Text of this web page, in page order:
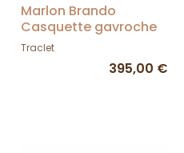
Marlon Brando
Casquette gavroche
en cuir
Traclet
395,00 €